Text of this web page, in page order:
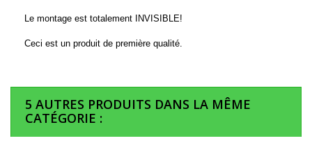
Le montage est totalement INVISIBLE!
Ceci est un produit de première qualité.
5 AUTRES PRODUITS DANS LA MÊME
CATÉGORIE :